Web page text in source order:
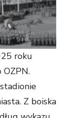
roku
OZPN.
Z boiska